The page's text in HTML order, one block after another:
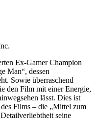
Ex-Gamer Champion
Man“, dessen
Sowie überraschend
den Film mit einer Energie,
lässt. Dies ist
Films – die „Mittel zum
seine